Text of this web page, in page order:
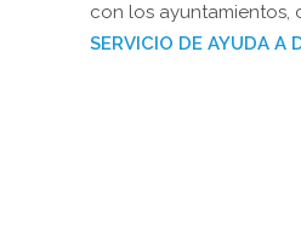
con los ayuntamientos,
SERVICIO DE AYUDA A